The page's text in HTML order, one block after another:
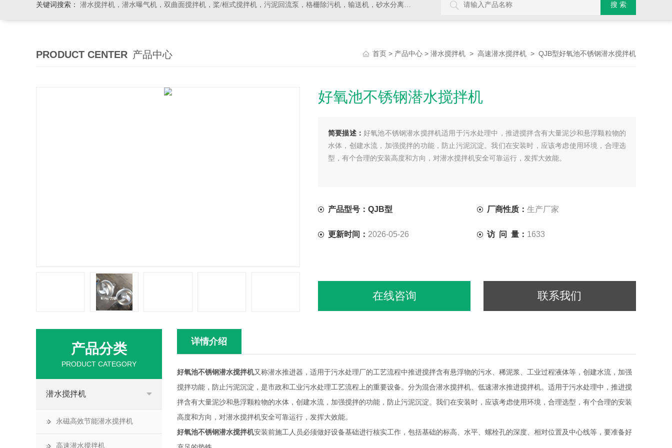
关键词搜索： 潜水搅拌机，潜水曝气机，双曲面搅拌机，桨/框式搅拌机，污泥回流泵，格栅除污机，输送机，砂水分离器等水处理设备
PRODUCT CENTER 产品中心 首页 > 产品中心 > 潜水搅拌机 > 高速潜水搅拌机 > QJB型好氧池不锈钢潜水搅拌机
好氧池不锈钢潜水搅拌机
简要描述： 好氧池不锈钢潜水搅拌机适用于污水处理中，推进搅拌含有大量泥沙和悬浮颗粒物的
水体，创建水流，加强搅拌的功能，防止污泥沉淀。我们在安装时，应该考虑使用环境，合理选
型，有个合理的安装高度和方向，对潜水搅拌机安全可靠运行，发挥大效能。
产品型号：QJB型 厂商性质： 生产厂家
更新时间： 2026-05-26 访 问 量： 1633
在线咨询 联系我们
详情介绍
好氧池不锈钢潜水搅拌机又称潜水推进器，适用于污水处理厂的工艺流程中推进搅拌含有悬浮物的污水、稀泥浆、工业过程液体等，创建水流，加强
搅拌功能，防止污泥沉淀，是市政和工业污水处理工艺流程上的重要设备。分为混合潜水搅拌机、低速潜水推进搅拌机。适用于污水处理中，推进搅
拌含有大量泥沙和悬浮颗粒物的水体，创建水流，加强搅拌的功能，防止污泥沉淀。我们在安装时，应该考虑使用环境，合理选型，有个合理的安装
高度和方向，对潜水搅拌机安全可靠运行，发挥大效能。
好氧池不锈钢潜水搅拌机安装前施工人员必须做好设备基础进行核实工作，包括基础的标高、水平、螺栓孔的深度、相对位置及中心线等，要准备好
产品分类
PRODUCT CATEGORY
潜水搅拌机
永磁高效节能潜水搅拌机
高速潜水搅拌机